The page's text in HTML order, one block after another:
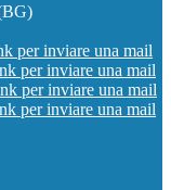
per inviare una mail
per inviare una mail
per inviare una mail
per inviare una mail